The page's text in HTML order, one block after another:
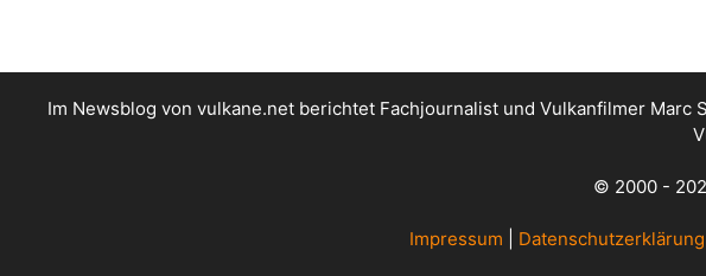
Im Newsblog von vulkane.net berichtet Fachjournalist und Vulkanfilmer
© 2000 -
Impressum Datenschutzerklärung